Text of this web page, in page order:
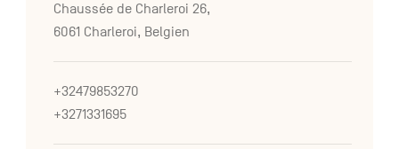
Chaussée de Charleroi 26,
6061 Charleroi, Belgien
+32479853270
+3271331695